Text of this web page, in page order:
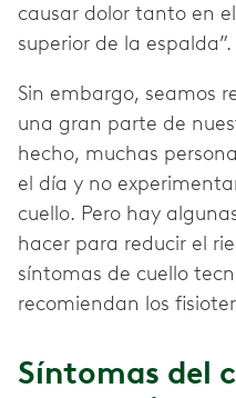
causar dolor tanto en
superior de la espalda”.
Sin embargo, seamos
una gran parte de
hecho, muchas
el día y no
cuello. Pero hay
hacer para reducir el
síntomas de cuello
recomiendan los
Síntomas del